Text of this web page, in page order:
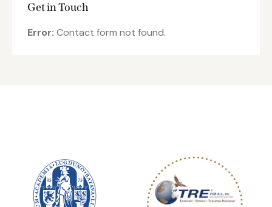
Get in Touch
Error: Contact form not found.